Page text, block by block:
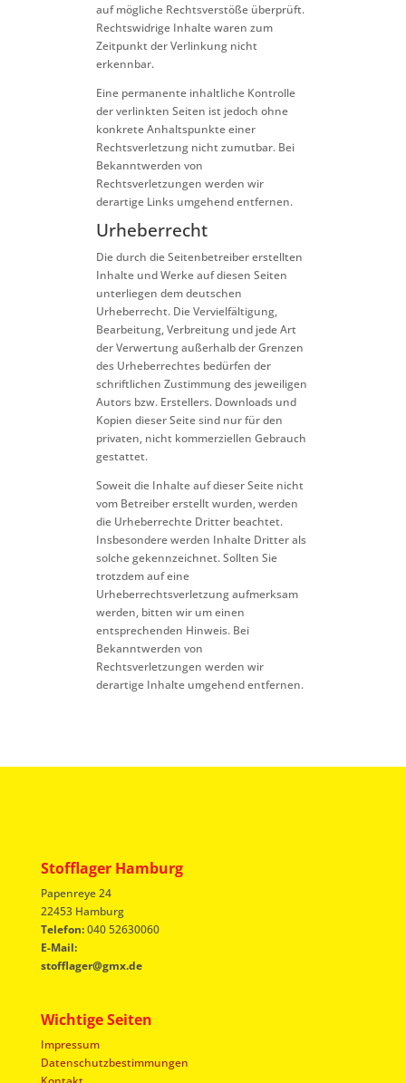
auf mögliche Rechtsverstöße überprüft.
Rechtswidrige Inhalte waren zum
Zeitpunkt der Verlinkung nicht
erkennbar.
Eine permanente inhaltliche Kontrolle
der verlinkten Seiten ist jedoch ohne
konkrete Anhaltspunkte einer
Rechtsverletzung nicht zumutbar. Bei
Bekanntwerden von
Rechtsverletzungen werden wir
derartige Links umgehend entfernen.
Urheberrecht
Die durch die Seitenbetreiber erstellten
Inhalte und Werke auf diesen Seiten
unterliegen dem deutschen
Urheberrecht. Die Vervielfältigung,
Bearbeitung, Verbreitung und jede Art
der Verwertung außerhalb der Grenzen
des Urheberrechtes bedürfen der
schriftlichen Zustimmung des jeweiligen
Autors bzw. Erstellers. Downloads und
Kopien dieser Seite sind nur für den
privaten, nicht kommerziellen Gebrauch
gestattet.
Soweit die Inhalte auf dieser Seite nicht
vom Betreiber erstellt wurden, werden
die Urheberrechte Dritter beachtet.
Insbesondere werden Inhalte Dritter als
solche gekennzeichnet. Sollten Sie
trotzdem auf eine
Urheberrechtsverletzung aufmerksam
werden, bitten wir um einen
entsprechenden Hinweis. Bei
Bekanntwerden von
Rechtsverletzungen werden wir
derartige Inhalte umgehend entfernen.
Stofflager Hamburg
Papenreye 24
22453 Hamburg
Telefon:040 52630060
E-Mail:
stofflager@gmx.de
Wichtige Seiten
Impressum
Datenschutzbestimmungen